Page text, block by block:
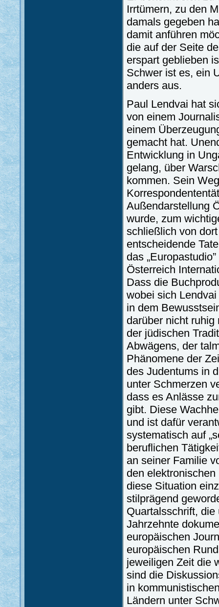
Irrtümern, zu den
damals gegeben
damit anführen
die auf der Seite
erspart geblieben
Schwer ist es, ein
anders aus.
Paul Lendvai hat
von einem
einem
gemacht hat.
Entwicklung in
gelang, über
kommen. Sein
Außendarstellung
wurde, zum
schließlich von
entscheidende
das
Österreich
Dass die
wobei sich
in dem
darüber nicht
der jüdischen
Abwägens, der
Phänomene der
des Judentums in
unter Schmerzen
dass es Anlässe
gibt. Diese
und ist dafür
systematisch auf
beruflichen
an seiner Familie
den
diese Situation
stilprägend
Quartalsschrift,
Jahrzehnte
europäischen
europäischen
jeweiligen Zeit die
sind die
in
Ländern unter